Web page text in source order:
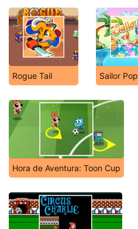
Rogue Tail Sailor Pop
Hora de Aventura: Toon Cup